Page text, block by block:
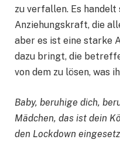
zu verfallen. Es
Anziehungskraft, die
aber es ist eine starke
dazu bringt, die
von dem zu lösen, was
Baby, beruhige dich,
Mädchen, das ist dein
den Lockdown